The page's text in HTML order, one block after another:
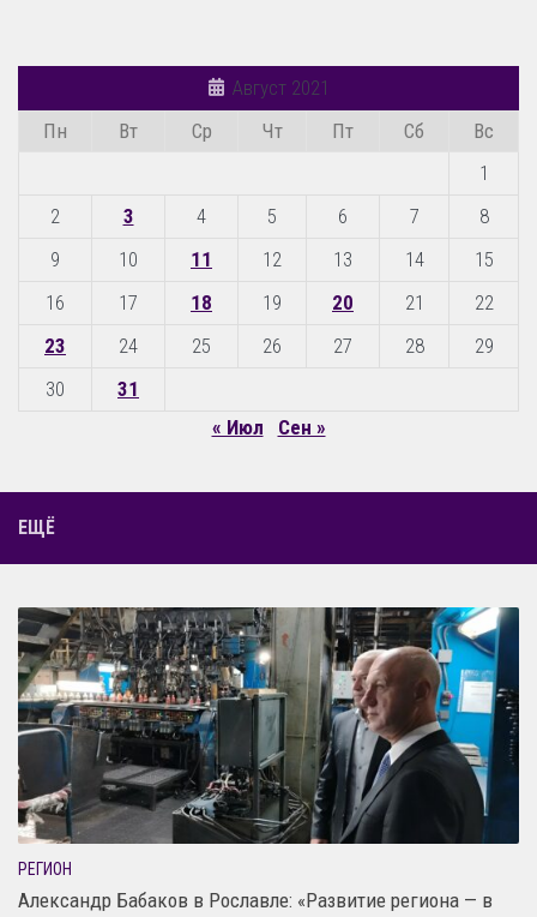
Август 2021
Пн
Вт Ср Чт Пт Сб
Вс
1
2
3 4 5 6 7
8
9
10 11 12 13 14
15
16
17 18 19 20 21
22
23
24 25 26 27 28
29
30
31
« Июл
Сен »
ЕЩЁ
РЕГИОН
Александр Бабаков в Рославле: «Развитие региона — в